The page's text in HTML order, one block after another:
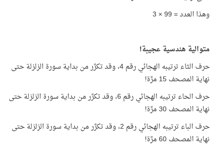
وهذا العدد = 99 × 3
متوالية هندسية عجيبة!
حرف الثاء ترتيبه الهجائي رقم 4، وقد تكرَّر من بداية سورة الزلزلة حتى
نهاية المصحف 15 مرَّة!
حرف الحاء ترتيبه الهجائي رقم 6، وقد تكرَّر من بداية سورة الزلزلة حتى
نهاية المصحف 30 مرَّة!
حرف الباء ترتيبه الهجائي رقم 2، وقد تكرَّر من بداية سورة الزلزلة حتى
نهاية المصحف 60 مرَّة!